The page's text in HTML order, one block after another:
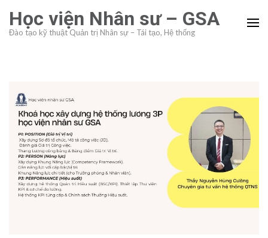
content
Học viện Nhân sư – GSA
Đào tạo kỹ thuật Quản trị Nhân sự – Tái tạo, Hệ thống